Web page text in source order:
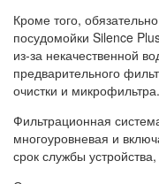
Кроме того,
посудомойки Silence
из-за некачественной
предварительного
очистки и микрофильтра.
Фильтрационная
многоуровневая и
срок службы